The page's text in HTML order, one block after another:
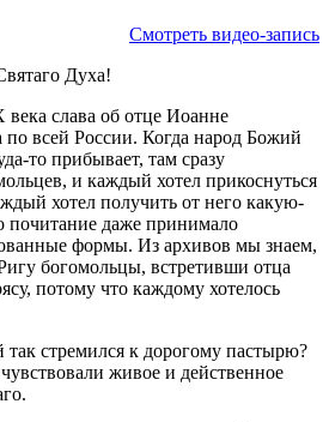
Смотреть видео-запись
Духа!
слава об отце Иоанне
всей России. Когда народ Божий
то прибывает, там сразу
и каждый хотел прикоснуться
хотел получить от него какую-
почитание даже принимало
формы. Из архивов мы знаем,
богомольцы, встретивши отца
потому что каждому хотелось
стремился к дорогому пастырю?
живое и действенное